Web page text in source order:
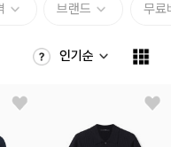
브랜드 무료
인기순